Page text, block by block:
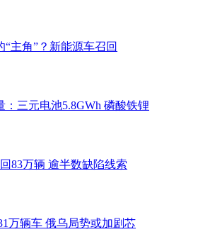
主角”？新能源车召回
：三元电池5.8GWh 磷酸铁锂
83万辆 逾半数缺陷线索
万辆车 俄乌局势或加剧芯